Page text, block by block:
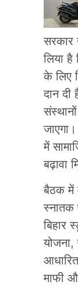
सरकार
लिया है
के लिए
दान
में
बढ़ावा
बैठक में
स्नातक
बिहार
योजना,
माफी